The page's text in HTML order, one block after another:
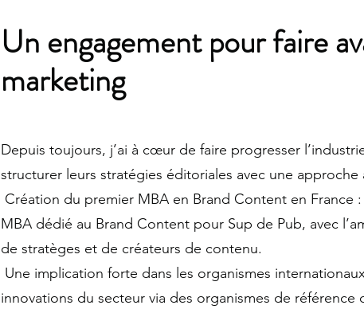
Un engagement pour faire
marketing
Depuis toujours, j’ai à cœur de faire progresser
structurer leurs stratégies éditoriales avec une
Création du premier MBA en Brand Content en France
MBA dédié au Brand Content pour Sup de Pub, avec
de stratèges et de créateurs de contenu.
Une implication forte dans les organismes
innovations du secteur via des organismes de